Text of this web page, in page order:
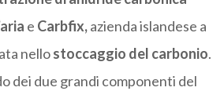
e Carbfix,azienda islandese a
nellostoccaggio del carbonio.
dei due grandi componenti del